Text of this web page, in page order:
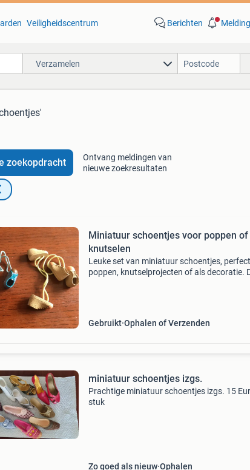
Veiligheidscentrum Berichten
Verzamelen
zoekopdracht
Ontvang meldingen van
nieuwe zoekresultaten
Miniatuur schoentjes voor poppen of
knutselen
Leuke set van miniatuur schoentjes,
poppen, knutselprojecten of als decoratie.
Gebruikt Ophalen of Verzenden
miniatuur schoentjes izgs.
Prachtige miniatuur schoentjes izgs. 15
stuk
Zo goed als nieuw Ophalen